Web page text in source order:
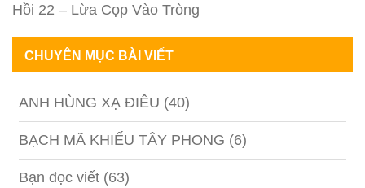
Hồi 22 – Lừa Cọp Vào Tròng
CHUYÊN MỤC BÀI VIẾT
ANH HÙNG XẠ ĐIÊU (40)
BẠCH MÃ KHIẾU TÂY PHONG (6)
Bạn đọc viết (63)